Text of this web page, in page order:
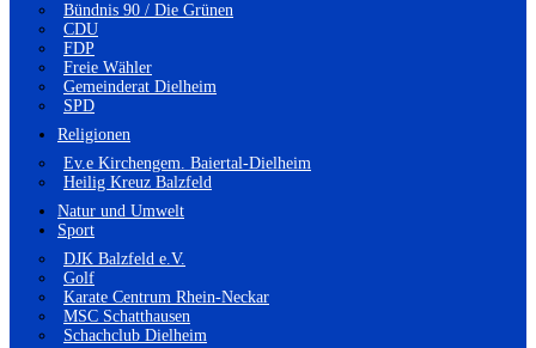
Bündnis 90 / Die Grünen
CDU
FDP
Freie Wähler
Gemeinderat Dielheim
SPD
Religionen
Ev.e Kirchengem. Baiertal-Dielheim
Heilig Kreuz Balzfeld
Natur und Umwelt
Sport
DJK Balzfeld e.V.
Golf
Karate Centrum Rhein-Neckar
MSC Schatthausen
Schachclub Dielheim